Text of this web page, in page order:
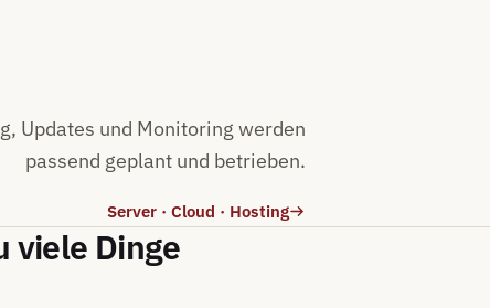
Updates und Monitoring werden
passend geplant und betrieben.
Server · Cloud · Hosting
viele Dinge